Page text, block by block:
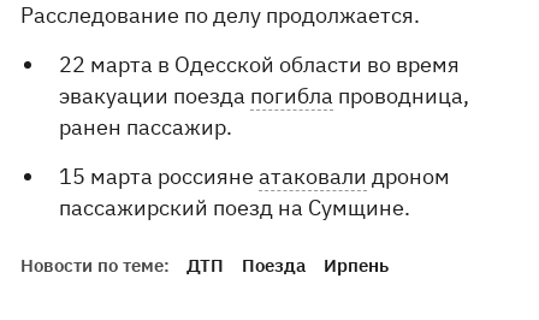
Расследование по делу продолжается.
22 марта в Одесской области во время
эвакуации поезда погибла проводница,
ранен пассажир.
15 марта россиянеатаковали дроном
пассажирский поезд на Сумщине.
Новости по теме: ДТП Поезда Ирпень